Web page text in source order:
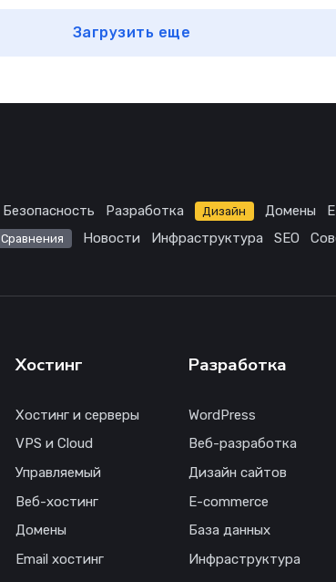
Загрузить еще
Безопасность Разработка Дизайн Домены
Сравнения Новости Инфраструктура SEO
Хостинг
Хостинг и серверы
VPS и Cloud
Управляемый
Веб-хостинг
Домены
Email хостинг
Разработка
WordPress
Веб-разработка
Дизайн сайтов
E-commerce
База данных
Инфраструктура